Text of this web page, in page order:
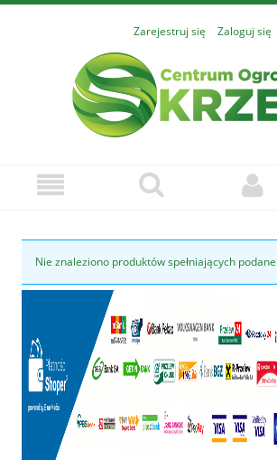
Zarejestruj się Zaloguj się
Nie znaleziono produktów spełniających